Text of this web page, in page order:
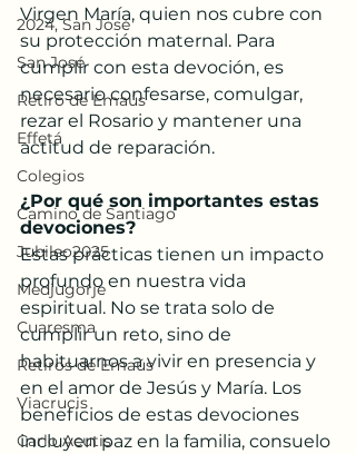
2024, San José
San José
Retiro de Emaús
Effetá
Colegios
Camino de Santiago
Jubileo2025
Medjugorje
Cuaresma
Retiros de Emaús
Viacrucis
Carlo Acutis
Virgen María, quien nos cubre con
su protección maternal. Para
cumplir con esta devoción, es
necesario confesarse, comulgar,
rezar el Rosario y mantener una
actitud de reparación.
¿Por qué son importantes estas
devociones?
Estas prácticas tienen un impacto
profundo en nuestra vida
espiritual. No se trata solo de
cumplir un reto, sino de
habituarnos a vivir en presencia y
en el amor de Jesús y María. Los
beneficios de estas devociones
incluyen paz en la familia, consuelo